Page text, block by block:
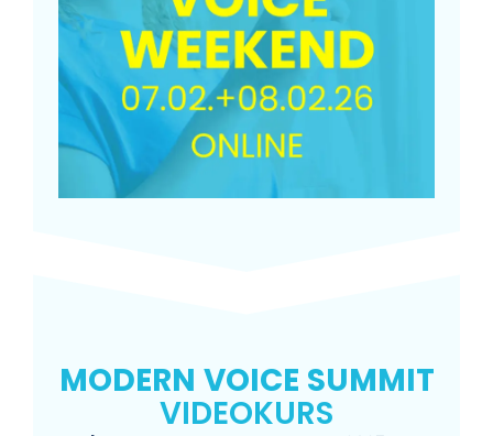
MODERN VOICE SUMMIT
VIDEOKURS